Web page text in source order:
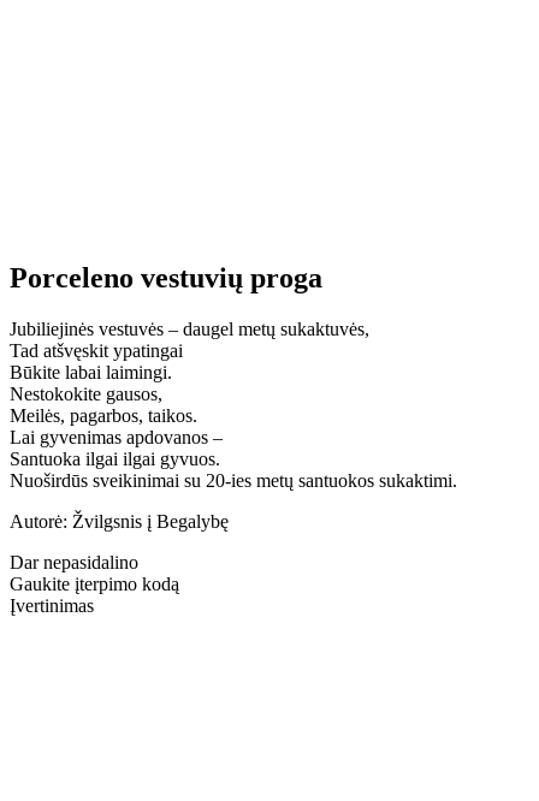
Porceleno vestuvių proga
Jubiliejinės vestuvės – daugel metų sukaktuvės,
Tad atšvęskit ypatingai
Būkite labai laimingi.
Nestokokite gausos,
Meilės, pagarbos, taikos.
Lai gyvenimas apdovanos –
Santuoka ilgai ilgai gyvuos.
Nuoširdūs sveikinimai su 20-ies metų santuokos sukaktimi.
Autorė: Žvilgsnis į Begalybę
Dar nepasidalino
Gaukite įterpimo kodą
Įvertinimas